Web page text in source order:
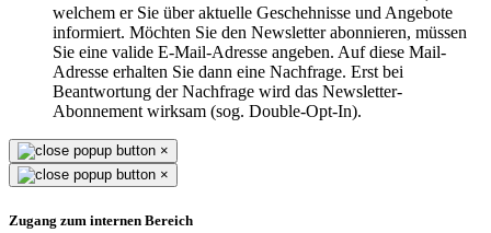
welchem er Sie über aktuelle Geschehnisse und Angebote
informiert. Möchten Sie den Newsletter abonnieren, müssen
Sie eine valide E-Mail-Adresse angeben. Auf diese Mail-
Adresse erhalten Sie dann eine Nachfrage. Erst bei
Beantwortung der Nachfrage wird das Newsletter-
Abonnement wirksam (sog. Double-Opt-In).
×
×
Zugang zum internen Bereich